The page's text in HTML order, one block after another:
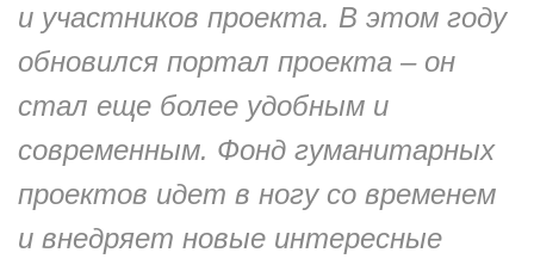
и участников проекта. В этом году
обновился портал проекта – он
стал еще более удобным и
современным. Фонд гуманитарных
проектов идет в ногу со временем
и внедряет новые интересные